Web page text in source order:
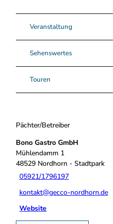
Veranstaltung
Sehenswertes
Touren
Pächter/Betreiber
Bono Gastro GmbH
Mühlendamm 1
48529 Nordhorn - Stadtpark
05921/1796197
kontakt@gecco-nordhorn.de
Website